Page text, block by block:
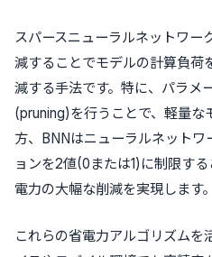
スパースニューラルネットワー
減することでモデルの計算負荷
減する手法です。特に、パラメ
(pruning)を行うことで、軽量な
方、BNNはニューラルネットワ
ョンを2値(0または1)に制限す
電力の大幅な削減を実現します。
これらの省電力アルゴリズムを